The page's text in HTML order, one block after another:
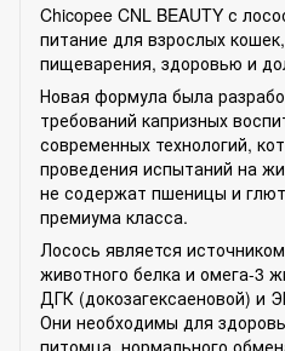
Chicopee CNL BEAUTY с
питание для взрослых
пищеварения, здоровью и
Новая формула была
требований капризных
современных технологий,
проведения испытаний на
не содержат пшеницы и
премиума класса.
Лосось является
животного белка и омега-3
ДГК (докозагексаеновой) и
Они необходимы для
питомца, нормального